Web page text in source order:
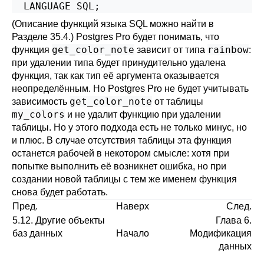
  LANGUAGE SQL;
(Описание функций языка SQL можно найти в
Разделе 35.4.) Postgres Pro будет понимать, что
функция get_color_note зависит от типа rainbow:
при удалении типа будет принудительно удалена
функция, так как тип её аргумента оказывается
неопределённым. Но Postgres Pro не будет учитывать
зависимость get_color_note от таблицы
my_colors и не удалит функцию при удалении
таблицы. Но у этого подхода есть не только минус, но
и плюс. В случае отсутствия таблицы эта функция
останется рабочей в некотором смысле: хотя при
попытке выполнить её возникнет ошибка, но при
создании новой таблицы с тем же именем функция
снова будет работать.
Пред.
Наверх
След.
5.12. Другие объекты
баз данных
Начало
Глава 6.
Модификация
данных